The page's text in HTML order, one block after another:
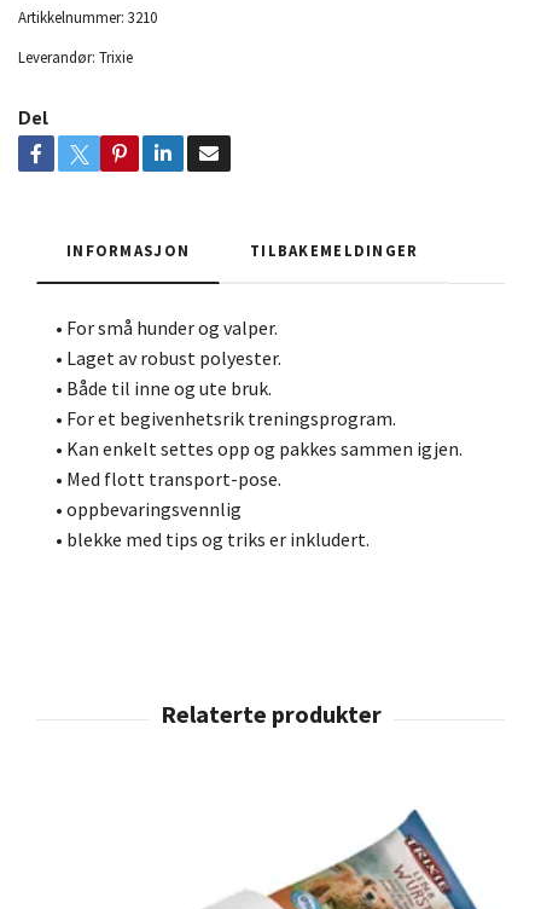
Artikkelnummer: 3210
Leverandør: Trixie
Del
INFORMASJON TILBAKEMELDINGER
• For små hunder og valper.
• Laget av robust polyester.
• Både til inne og ute bruk.
• For et begivenhetsrik treningsprogram.
• Kan enkelt settes opp og pakkes sammen igjen.
• Med flott transport-pose.
• oppbevaringsvennlig
• blekke med tips og triks er inkludert.